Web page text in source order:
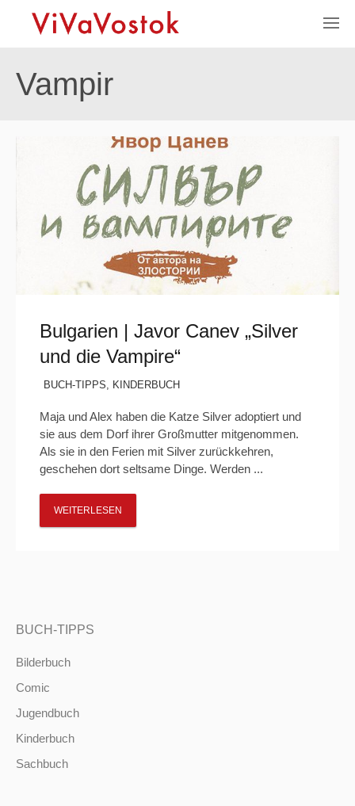
Vampir
Bulgarien | Javor Canev „Silver
und die Vampire“
BUCH-TIPPS, KINDERBUCH
Maja und Alex haben die Katze Silver adoptiert und
sie aus dem Dorf ihrer Großmutter mitgenommen.
Als sie in den Ferien mit Silver zurückkehren,
geschehen dort seltsame Dinge. Werden ...
WEITERLESEN
BUCH-TIPPS
Bilderbuch
Comic
Jugendbuch
Kinderbuch
Sachbuch